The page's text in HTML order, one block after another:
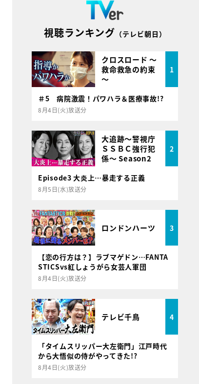
視聴ランキング （テレビ朝日）
クロスロード ～
救命救急の約束
～
1
＃5 病院激震！パワハラ＆医療事故!?
8月4日(火)放送分
大追跡～警視庁
ＳＳＢＣ強行犯
係～ Season2
2
Episode3 大炎上…暴走する正義
8月5日(水)放送分
ロンドンハーツ 3
【恋の行方は？】ラブマゲドン…FANTA
STICSvs紅しょうがら女芸人軍団
8月4日(火)放送分
テレビ千鳥 4
「タイムスリッパー大左衛門」江戸時代
から大悟似の侍がやってきた!?
8月4日(火)放送分